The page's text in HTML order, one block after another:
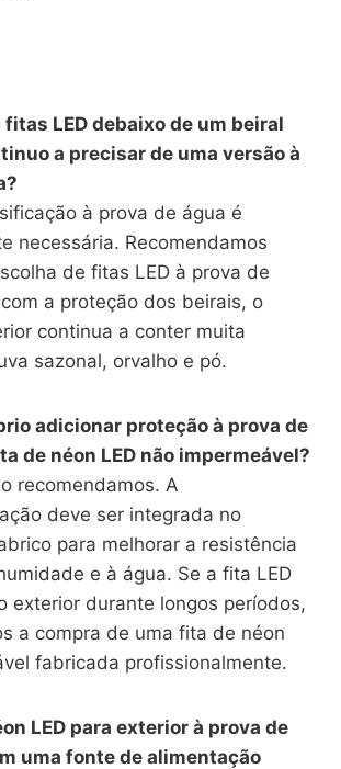
LED debaixo de um beiral
a precisar de uma versão à
à prova de água é
necessária. Recomendamos
de fitas LED à prova de
a proteção dos beirais, o
continua a conter muita
sazonal, orvalho e pó.
adicionar proteção à prova de
de néon LED não impermeável?
recomendamos. A
deve ser integrada no
para melhorar a resistência
e à água. Se a fita LED
exterior durante longos períodos,
a compra de uma fita de néon
fabricada profissionalmente.
LED para exterior à prova de
uma fonte de alimentação